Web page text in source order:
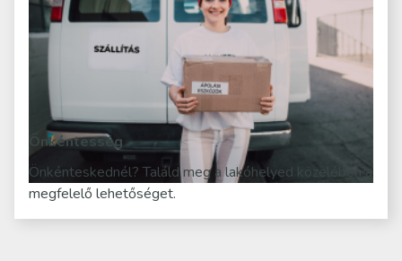
Önkéntesség
Önkénteskednél? Találd meg a lakóhelyed közelében a
megfelelő lehetőséget.